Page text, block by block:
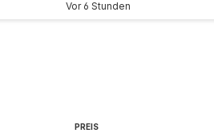
Vor 6 Stunden
PREIS